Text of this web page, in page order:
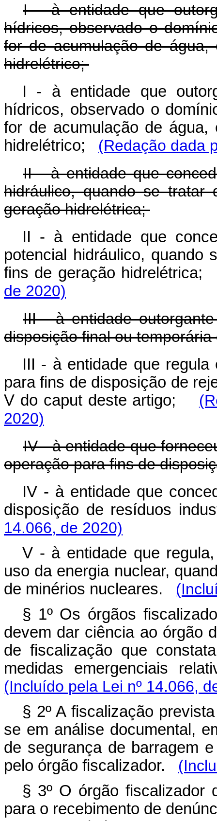
I - à entidade que
hídricos, observado o
for de acumulação de água,
hidrelétrico;
I - à entidade que
hídricos, observado o
for de acumulação de água,
hidrelétrico; (Redação dada
II - à entidade que
hidráulico, quando se tratar
geração hidrelétrica;
II - à entidade que
potencial hidráulico, quando
fins de geração
de 2020)
III - à entidade
disposição final ou
III - à entidade que
para fins de disposição de
V do caputdeste artigo;
2020)
IV - à entidade que
operação para fins de
IV - à entidade que
disposição de resíduos
14.066, de 2020)
V - à entidade que
uso da energia nuclear,
de minérios nucleares.
§ 1º Os órgãos
devem dar ciência ao órgão
de fiscalização que
medidas emergenciais
(Incluído pela Lei nº 14.066,
§ 2º A fiscalização
se em análise documental,
de segurança de barragem
pelo órgão fiscalizador.
§ 3º O órgão fiscalizador
para o recebimento de